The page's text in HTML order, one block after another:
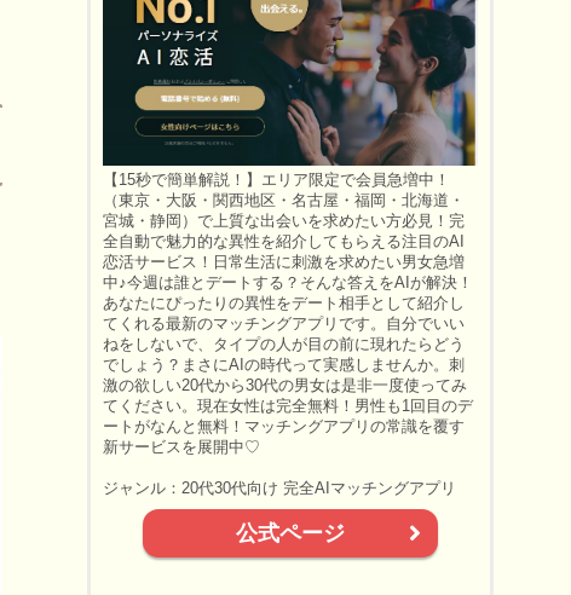
【15秒で簡単解説！】エリア限定で会員急増中！
（東京・大阪・関西地区・名古屋・福岡・北海道・
宮城・静岡）で上質な出会いを求めたい方必見！完
全自動で魅力的な異性を紹介してもらえる注目のAI
恋活サービス！日常生活に刺激を求めたい男女急増
中♪今週は誰とデートする？そんな答えをAIが解決！
あなたにぴったりの異性をデート相手として紹介し
てくれる最新のマッチングアプリです。自分でいい
ねをしないで、タイプの人が目の前に現れたらどう
でしょう？まさにAIの時代って実感しませんか。刺
激の欲しい20代から30代の男女は是非一度使ってみ
てください。現在女性は完全無料！男性も1回目のデ
ートがなんと無料！マッチングアプリの常識を覆す
新サービスを展開中♡
ジャンル：20代30代向け 完全AIマッチングアプリ
公式ページ